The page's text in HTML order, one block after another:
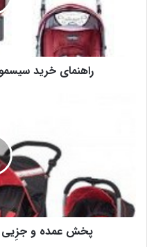
راهنمای خرید
پخش عمده و جزِیی